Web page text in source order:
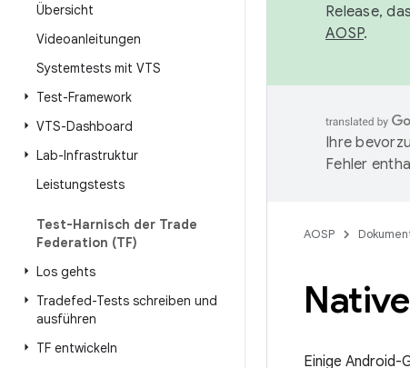
Übersicht
Videoanleitungen
Systemtests mit VTS
Test-Framework
VTS-Dashboard
Lab-Infrastruktur
Leistungstests
Test-Harnisch der Trade
Federation (TF)
Los gehts
Tradefed-Tests schreiben und
ausführen
TF entwickeln
Release,
AOSP.
Ihre
Fehler
AOSP
Einige Android-